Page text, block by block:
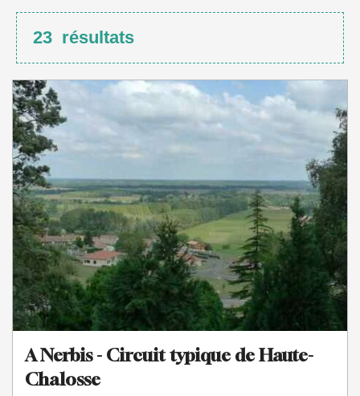
23 résultats
A Nerbis - Circuit typique de Haute-
Chalosse